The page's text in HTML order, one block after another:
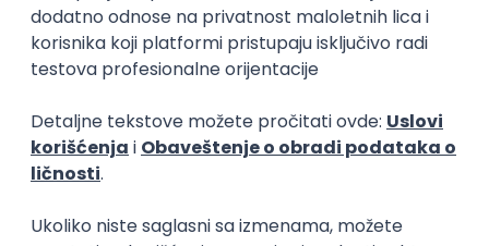
Arhitekta rešenja
IT
Automation